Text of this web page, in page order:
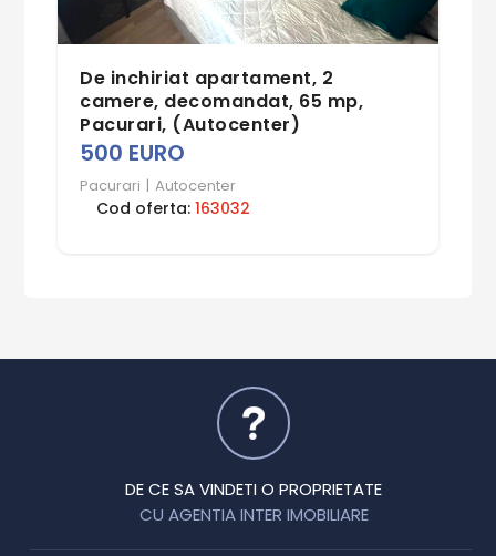
De inchiriat apartament, 2
camere, decomandat, 65 mp,
Pacurari, (Autocenter)
500 EURO
Pacurari | Autocenter
Cod oferta:163032
DE CE SA VINDETI O PROPRIETATE
CU AGENTIA INTER IMOBILIARE